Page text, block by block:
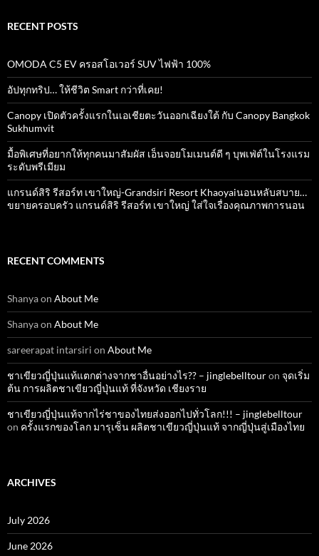
RECENT POSTS
OMODA C5 EV ครอสโอเวอร์ SUV ไฟฟ้า 100%
อัปทุกทริป… ให้ชีวิต Smart กว่าที่เคย!
Canopy เปิดตัวครั้งแรกในเอเชียตะวันออกเฉียงใต้ กับ Canopy Bangkok
Sukhumvit
มื้อพิเศษที่อยากให้ทุกคนมาสัมผัส เอ็นจอยโมเมนต์ดี ๆ บุพเฟ่ต์ในโรงแรม
ระดับพรีเมียม
แกรนด์สิริ​ รีสอร์ท​ เขาใหญ่​-Grandsiri​ Resort​ Khaoyaiนอนหลับสบาย…
ขยายครอบครัว แกรนด์สิริ รีสอร์ท เขาใหญ่ ใส่ใจเรื่องคุณภาพการนอน
RECENT COMMENTS
Shanyaon About Me
Shanyaon About Me
sareerapat intarsiri on About Me
ชาเขียวญี่ปุ่นแท้แตกต่างจากชาอื่นอย่างไร?? – jinglebelltouron จุดเริ่ม
ต้น การผลิตชาเขียวญี่ปุ่นแท้ ที่จังหวัด เชียงราย
ชาเขียวญี่ปุ่นแท้จากไร่ชาของไทยส่งออกไปทั่วโลก!!! – jinglebelltour
on ครั้งแรกของโลก มารุเซ็น ผลิตชาเขียวญี่ปุ่นแท้ จากญี่ปุ่นสู่เมืองไทย
ARCHIVES
July 2026
June 2026